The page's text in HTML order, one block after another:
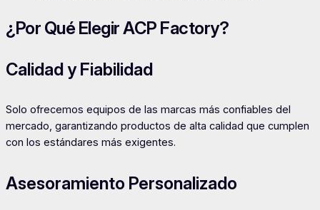
¿Por Qué Elegir ACP Factory?
Calidad y Fiabilidad
Solo ofrecemos equipos de las marcas más confiables del
mercado, garantizando productos de alta calidad que cumplen
con los estándares más exigentes.
Asesoramiento Personalizado